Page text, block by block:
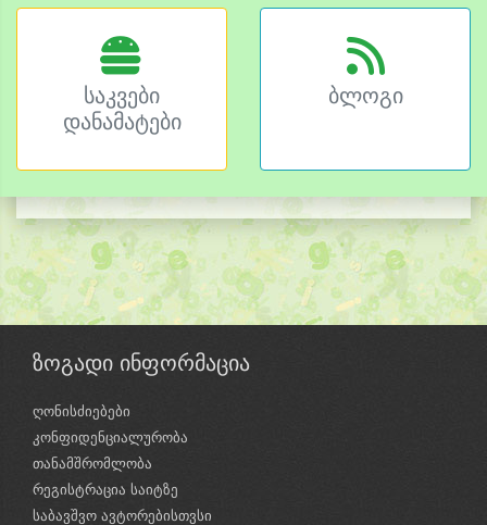
საკვები
დანამატები
ბლოგი
ზოგადი ინფორმაცია
ღონისძიებები
კონფიდენციალურობა
თანამშრომლობა
რეგისტრაცია საიტზე
საბავშვო ავტორებისთვსი